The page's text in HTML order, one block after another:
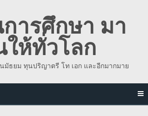
ารศึกษา มา
ห้ทั่วโลก
มัธยม ทุนปริญาตรี โท เอก และอีกมากมาย